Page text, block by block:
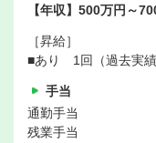
【年収】500万円～
［昇給］
■あり 1回（過去実績
手当
通勤手当
残業手当